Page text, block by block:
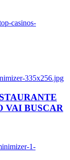
casinos-
335x256.jpg
VAI BUSCAR
1-